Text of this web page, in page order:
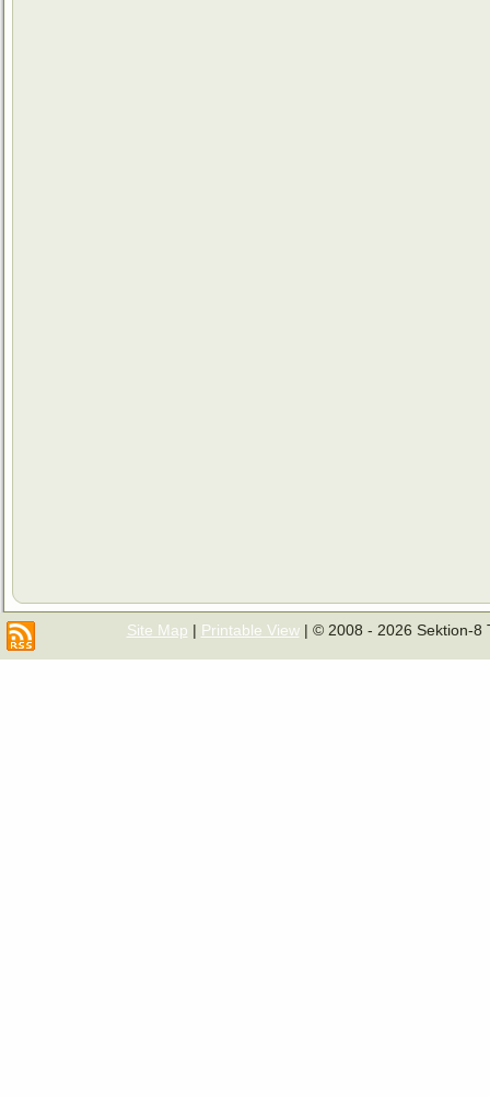
Site Map | Printable View| © 2008 - 2026 Sektion-8